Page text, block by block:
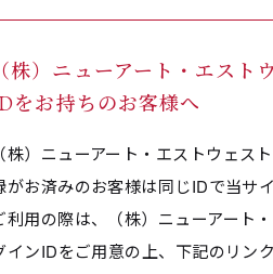
（株）ニューアート・エスト
をお持ちのお客様へ
（株）ニューアート・エストウェス
がお済みのお客様は同じIDで当サ
利用の際は、（株）ニューアート
インIDをご用意の上、下記のリン